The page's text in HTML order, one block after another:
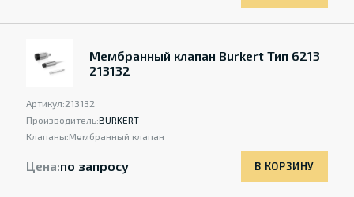
Мембранный клапан Burkert Тип 6213
213132
Артикул:213132
Производитель:BURKERT
Клапаны:Мембранный клапан
Цена:по запросу В КОРЗИНУ